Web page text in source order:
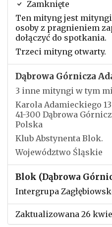
Zamknięte
Ten mityng jest
osoby z pragnieniem
dołączyć do spotkania.
Trzeci mityng otwarty.
Dąbrowa Górnicza
3 inne mityngi w tym
Karola Adamieckiego 13
41-300 Dąbrowa
Polska
Klub Abstynenta Blok.
Województwo Śląskie
Blok (Dąbrowa
Intergrupa
Zaktualizowana 26